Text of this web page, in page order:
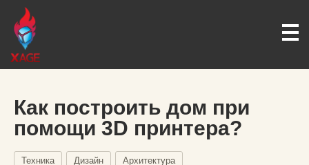
Как построить дом при
помощи 3D принтера?
Техника Дизайн Архитектура